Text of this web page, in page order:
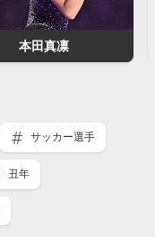
本田真凛
サッカー選手
丑年